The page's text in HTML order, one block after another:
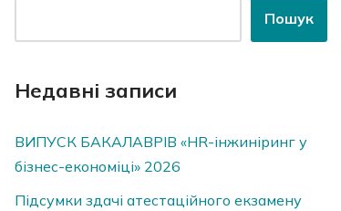
Пошук
Недавні записи
ВИПУСК БАКАЛАВРІВ «HR-інжиніринг у
бізнес-економіці» 2026
Підсумки здачі атестаційного екзамену